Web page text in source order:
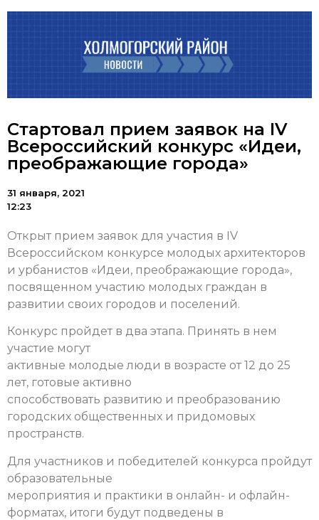
Стартовал прием заявок на IV
Всероссийский конкурс «Идеи,
преображающие города»
31 января, 2021
12:23
Открыт прием заявок для участия в IV
Всероссийском конкурсе молодых архитекторов
и урбанистов «Идеи, преображающие города»,
посвященном участию молодых граждан в
развитии своих городов и поселений.
Конкурс пройдет в два этапа. Принять в нем
участие могут
активные молодые люди в возрасте от 12 до 25
лет, готовые активно
способствовать развитию и преобразованию
городских общественных и придомовых
пространств.
Для участников и победителей конкурса пройдут
образовательные
мероприятия и практики в онлайн- и офлайн-
форматах, итоги будут подведены в